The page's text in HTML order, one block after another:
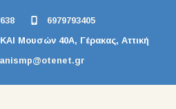
6979793405
Μουσών 40Α, Γέρακας, Αττική